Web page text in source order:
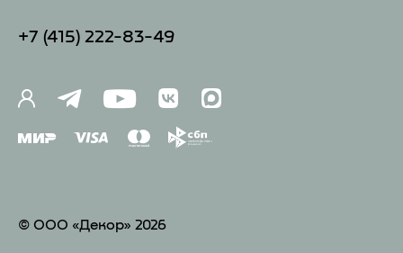
+7 (41 5) 222-83-49
© ООО «Декор» 2026